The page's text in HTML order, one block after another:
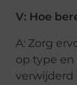
V: Hoe
A: Zorg
op type
verwijderd